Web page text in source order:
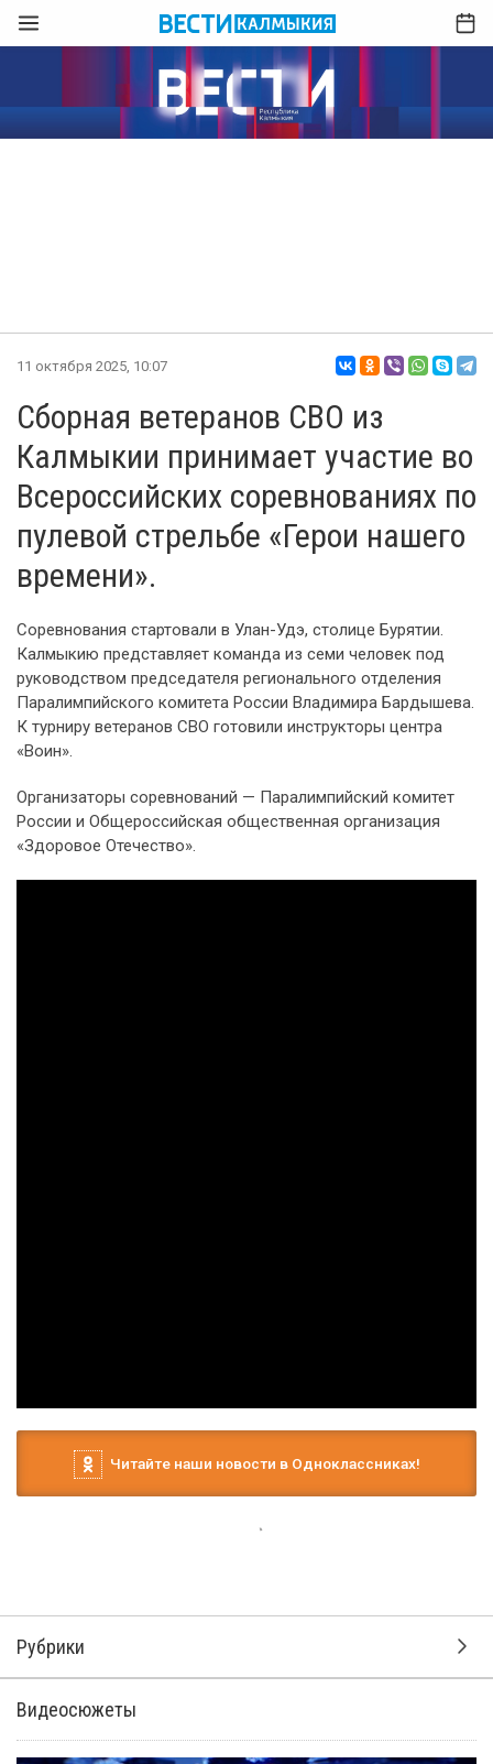
11 октября 2025, 10:07
Сборная ветеранов СВО из
Калмыкии принимает участие во
Всероссийских соревнованиях по
пулевой стрельбе «Герои нашего
времени».
Соревнования стартовали в Улан-Удэ, столице Бурятии.
Калмыкию представляет команда из семи человек под
руководством председателя регионального отделения
Паралимпийского комитета России Владимира Бардышева.
К турниру ветеранов СВО готовили инструкторы центра
«Воин».
Организаторы соревнований — Паралимпийский комитет
России и Общероссийская общественная организация
«Здоровое Отечество».
Читайте наши новости в Одноклассниках!
Рубрики
Видеосюжеты